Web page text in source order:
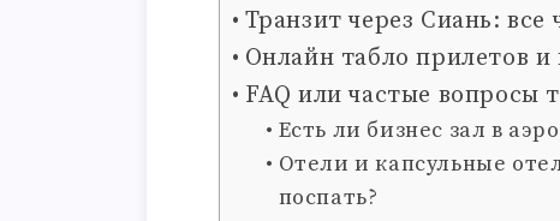
Транзит через Сиань: все
Онлайн табло прилетов
FAQ или частые вопросы
Есть ли бизнес зал в
Отели и капсульные
поспать?